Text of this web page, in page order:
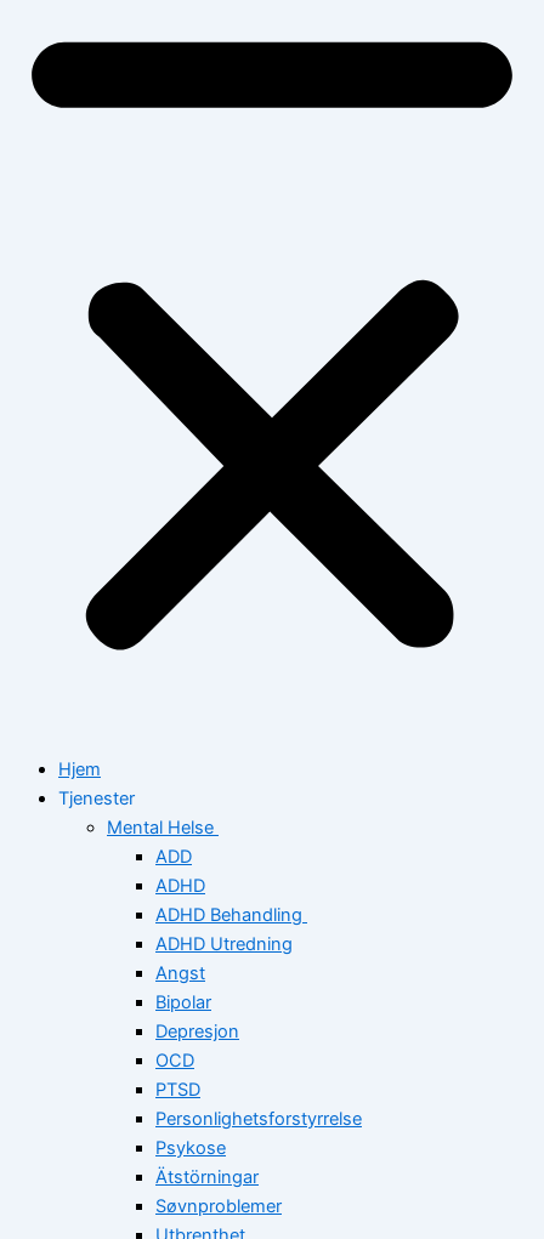
Hjem
Tjenester
Mental Helse
ADD
ADHD
ADHD Behandling
ADHD Utredning
Angst
Bipolar
Depresjon
OCD
PTSD
Personlighetsforstyrrelse
Psykose
Ätstörningar
Søvnproblemer